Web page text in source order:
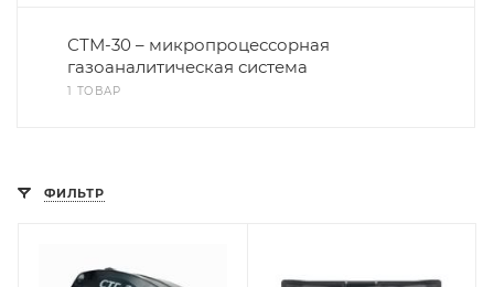
СТМ-30 – микропроцессорная
газоаналитическая система
1 ТОВАР
ФИЛЬТР